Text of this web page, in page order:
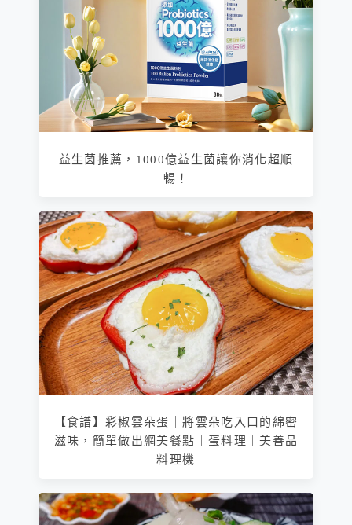
益生菌推薦，1000億益生菌讓你消化超順
暢！
【食譜】彩椒雲朵蛋｜將雲朵吃入口的綿密
滋味，簡單做出網美餐點｜蛋料理｜美善品
料理機